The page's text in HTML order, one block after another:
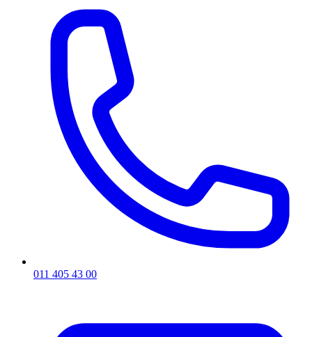
011 405 43 00